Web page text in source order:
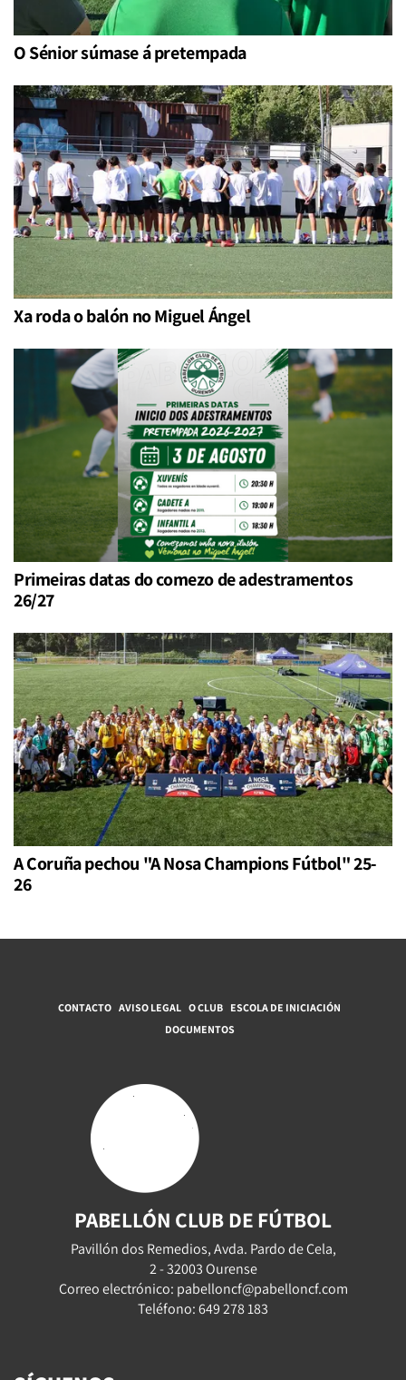
O Sénior súmase á pretempada
Xa roda o balón no Miguel Ángel
Primeiras datas do comezo de adestramentos
26/27
A Coruña pechou "A Nosa Champions Fútbol" 25-
26
CONTACTO AVISO LEGAL O CLUB ESCOLA DE INICIACIÓN
DOCUMENTOS
PABELLÓN CLUB DE FÚTBOL
Pavillón dos Remedios, Avda. Pardo de Cela,
2 - 32003 Ourense
Correo electrónico: pabelloncf@pabelloncf.com
Teléfono: 649 278 183